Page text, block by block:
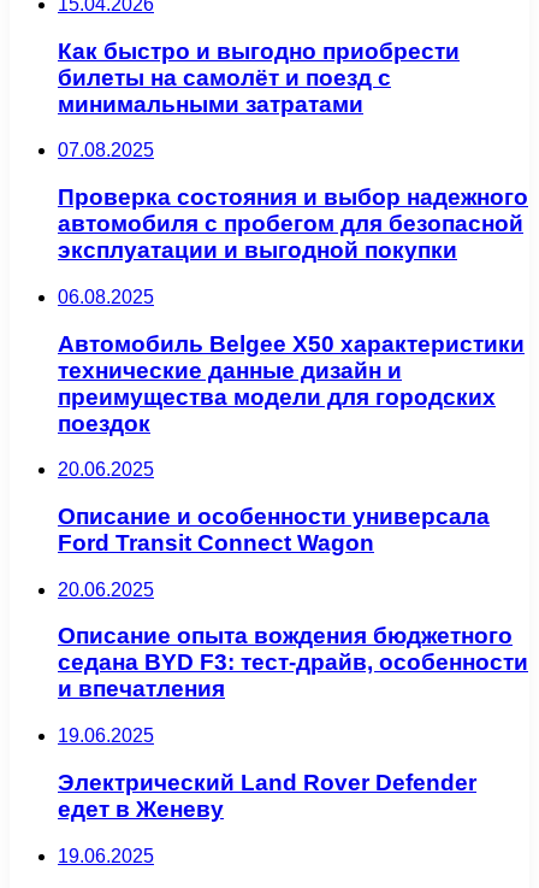
15.04.2026
Как быстро и выгодно приобрести
билеты на самолёт и поезд с
минимальными затратами
07.08.2025
Проверка состояния и выбор надежного
автомобиля с пробегом для безопасной
эксплуатации и выгодной покупки
06.08.2025
Автомобиль Belgee X50 характеристики
технические данные дизайн и
преимущества модели для городских
поездок
20.06.2025
Описание и особенности универсала
Ford Transit Connect Wagon
20.06.2025
Описание опыта вождения бюджетного
седана BYD F3: тест-драйв, особенности
и впечатления
19.06.2025
Электрический Land Rover Defender
едет в Женеву
19.06.2025